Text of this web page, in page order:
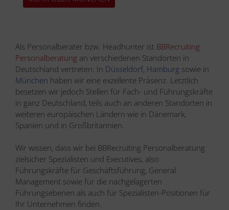
Als Personalberater bzw. Headhunter ist BBRecruiting
Personalberatung an verschiedenen Standorten in
Deutschland vertreten: In Düsseldorf, Hamburg sowie in
München haben wir eine exzellente Präsenz. Letztlich
besetzen wir jedoch Stellen für Fach- und Führungskräfte
in ganz Deutschland, teils auch an anderen Standorten in
weiteren europäischen Ländern wie in Dänemark,
Spanien und in Großbritannien.
Wir wissen, dass wir bei BBRecruiting Personalberatung
zielsicher Spezialisten und Executives, also
Führungskräfte für Geschäftsführung, General
Management sowie für die nachgelagerten
Führungsebenen als auch für Spezialisten-Positionen für
Ihr Unternehmen finden.